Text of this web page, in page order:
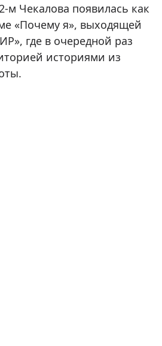
м Чекалова появилась как
«Почему я», выходящей
где в очередной раз
историями из